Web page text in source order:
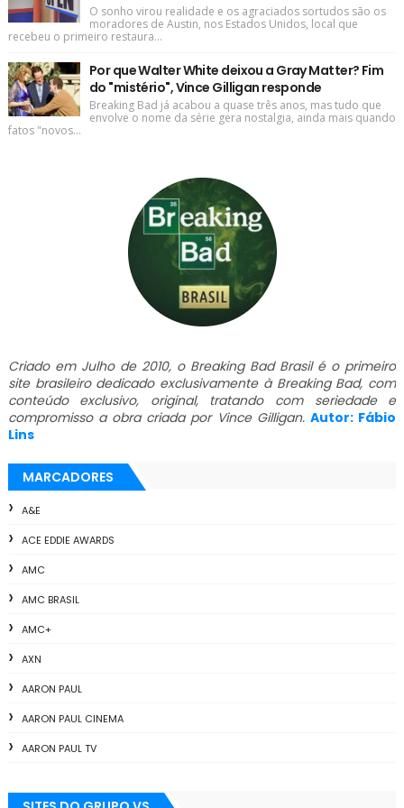
O sonho virou realidade e os agraciados sortudos são os
moradores de Austin, nos Estados Unidos, local que
recebeu o primeiro restaura...
Por que Walter White deixou a Gray Matter? Fim
do "mistério", Vince Gilligan responde
Breaking Bad já acabou a quase três anos, mas tudo que
envolve o nome da série gera nostalgia, ainda mais quando
fatos "novos...
Criado em Julho de 2010, o Breaking Bad Brasil é o primeiro
site brasileiro dedicado exclusivamente à Breaking Bad, com
conteúdo exclusivo, original, tratando com seriedade e
compromisso a obra criada por Vince Gilligan. Autor: Fábio
Lins
MARCADORES
A&E
ACE EDDIE AWARDS
AMC
AMC BRASIL
AMC+
AXN
AARON PAUL
AARON PAUL CINEMA
AARON PAUL TV